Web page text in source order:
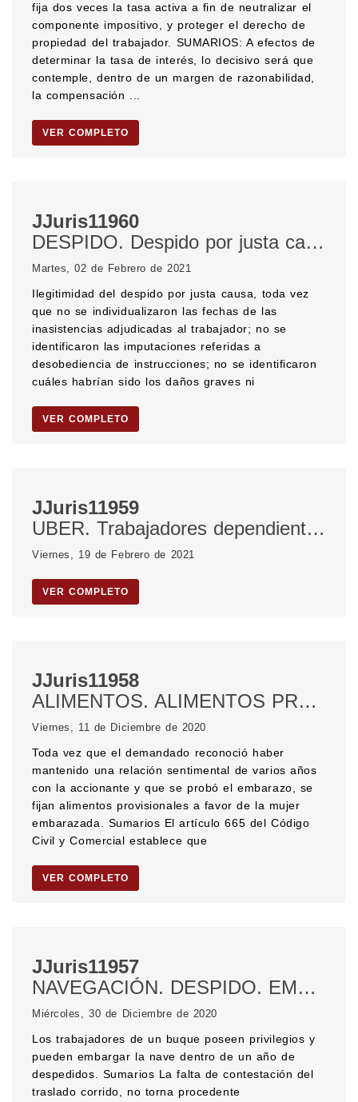
fija dos veces la tasa activa a fin de neutralizar el
componente impositivo, y proteger el derecho de
propiedad del trabajador. SUMARIOS: A efectos de
determinar la tasa de interés, lo decisivo será que
contemple, dentro de un margen de razonabilidad,
la compensación ...
VER COMPLETO
JJuris11960
DESPIDO. Despido por justa causa. Requisitos del despido por justa causa. LEY DE CONTRATO DE TRABAJO.
Martes, 02 de Febrero de 2021
Ilegitimidad del despido por justa causa, toda vez
que no se individualizaron las fechas de las
inasistencias adjudicadas al trabajador; no se
identificaron las imputaciones referidas a
desobediencia de instrucciones; no se identificaron
cuáles habrían sido los daños graves ni
VER COMPLETO
JJuris11959
UBER. Trabajadores dependientes. Reino Unido.
Viernes, 19 de Febrero de 2021
VER COMPLETO
JJuris11958
ALIMENTOS. ALIMENTOS PROVISORIOS. Alimentos a favor de hijo menor. Alimentos en el embarazo. EMBARAZO. CÓDIGO CIVIL Y COMERCIAL DE LA NACIÓN.
Viernes, 11 de Diciembre de 2020
Toda vez que el demandado reconoció haber
mantenido una relación sentimental de varios años
con la accionante y que se probó el embarazo, se
fijan alimentos provisionales a favor de la mujer
embarazada. Sumarios El artículo 665 del Código
Civil y Comercial establece que
VER COMPLETO
JJuris11957
NAVEGACIÓN. DESPIDO. EMBARGO. Embargo de buque. PRIVILEGIOS. CADUCIDAD.
Miércoles, 30 de Diciembre de 2020
Los trabajadores de un buque poseen privilegios y
pueden embargar la nave dentro de un año de
despedidos. Sumarios La falta de contestación del
traslado corrido, no torna procedente